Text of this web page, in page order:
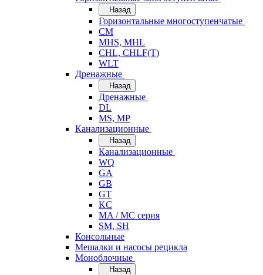
Назад
Горизонтальные многоступенчатые
CM
MHS, MHL
CHL, CHLF(T)
WLT
Дренажные
Назад
Дренажные
DL
MS, MP
Канализационные
Назад
Канализационные
WQ
GA
GB
GT
KC
MA / MC серия
SM, SH
Консольные
Мешалки и насосы рецикла
Моноблочные
Назад